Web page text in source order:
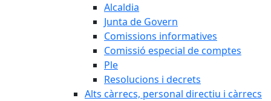
Alcaldia
Junta de Govern
Comissions informatives
Comissió especial de comptes
Ple
Resolucions i decrets
Alts càrrecs, personal directiu i càrrecs